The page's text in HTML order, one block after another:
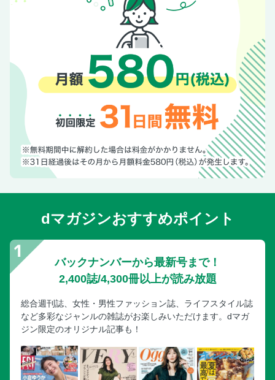
ドキュメンタリー、くらべてみました。
YouTubeのリアル。 ニューヨーク×三谷三四郎
今、ドキュメンタリーが描くもの。
あの人に、観てほしい。 『人生フルーツ』×長井 短
ドキュメンタリー好き30人が選ぶ、忘れられない、あのシー
ン。
奥付
dマガジンおすすめポイント
バックナンバーから最新号まで！
2,400誌/4,300冊以上が読み放題
総合週刊誌、女性・男性ファッション誌、ライフスタイル誌
など多彩なジャンルの雑誌がお楽しみいただけます。dマガ
ジン限定のオリジナル記事も！